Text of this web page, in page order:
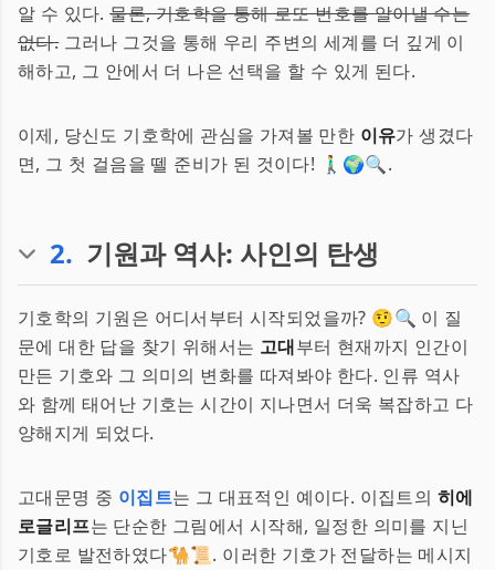
알 수 있다.물론, 기호학을 통해 로또 번호를 알아낼 수는
없다.그러나 그것을 통해 우리 주변의 세계를 더 깊게 이
해하고, 그 안에서 더 나은 선택을 할 수 있게 된다.
이제, 당신도 기호학에 관심을 가져볼 만한 이유가 생겼다
면, 그 첫 걸음을 뗄 준비가 된 것이다! 🚶‍♂️🌍🔍.
2. 기원과 역사: 사인의 탄생
기호학의 기원은 어디서부터 시작되었을까? 🤨🔍 이 질
문에 대한 답을 찾기 위해서는 고대부터 현재까지 인간이
만든 기호와 그 의미의 변화를 따져봐야 한다. 인류 역사
와 함께 태어난 기호는 시간이 지나면서 더욱 복잡하고 다
양해지게 되었다.
고대문명 중 이집트는 그 대표적인 예이다. 이집트의 히에
로글리프는 단순한 그림에서 시작해, 일정한 의미를 지닌
기호로 발전하였다🐪📜. 이러한 기호가 전달하는 메시지